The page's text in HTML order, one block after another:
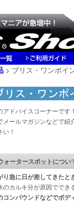
> ブリス・ワンポイ
アドバイスコーナーです
メールマガジンなどで紹
い！
ォータースポットについ
り急に日が差してきたと
のカルキ分が原因ででき
コンパウンドなどでボデ